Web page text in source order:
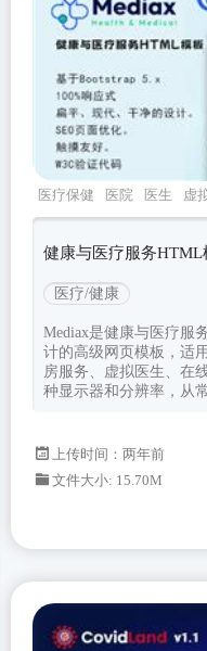
医疗保健 医院 医生 虚
健康与医疗服务HTML
医疗/健康
Mediax是健康与医疗服
计的高级网页模板，适
房服务、虚拟医生、在
种显示器和分辨率，从
上传时间：两年前
文件大小: 15.70M